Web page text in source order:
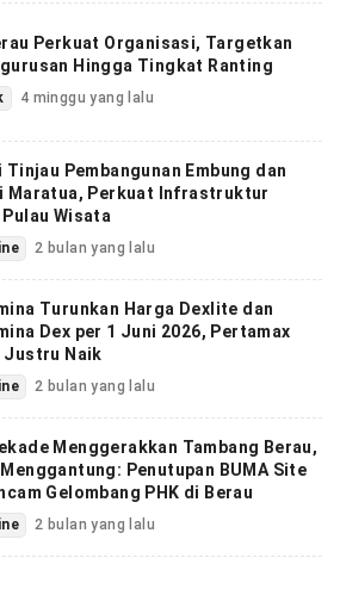
Perkuat Organisasi, Targetkan
Hingga Tingkat Ranting
4 minggu yang lalu
Tinjau Pembangunan Embung dan
Maratua, Perkuat Infrastruktur
Pulau Wisata
2 bulan yang lalu
Turunkan Harga Dexlite dan
Dex per 1 Juni 2026, Pertamax
Justru Naik
2 bulan yang lalu
Menggerakkan Tambang Berau,
Penutupan BUMA Site
Gelombang PHK di Berau
2 bulan yang lalu